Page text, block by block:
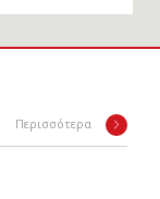
Περισσότερα